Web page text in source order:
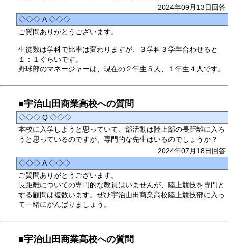
2024年09月13日回答
◇◇◇ A ◇◇◇
ご質問ありがとうございます。
生徒数は学科で比率は変わりますが、３学科３学年合わせると
１：１ぐらいです。
野球部のマネージャーは、現在の２年生５人、１年生４人です。
■宇治山田商業高校への質問
◇◇◇ Q ◇◇◇
本校に入学しようと思っていて、部活動は陸上部の長距離に入ろ
うと思っているのですが、専門的な先生はいるのでしょうか？
2024年07月18日回答
◇◇◇ A ◇◇◇
ご質問ありがとうございます。
長距離についての専門的な教員はいませんが、陸上競技を専門と
する顧問は複数います。ぜひ宇治山田商業高校陸上競技部に入っ
て一緒にがんばりましょう。
■宇治山田商業高校への質問